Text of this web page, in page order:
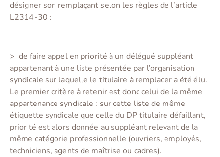
désigner son remplaçant selon les règles de l’article
L2314-30 :
> de faire appel en priorité à un délégué suppléant
appartenant à une liste présentée par l’organisation
syndicale sur laquelle le titulaire à remplacer a été élu.
Le premier critère à retenir est donc celui de la même
appartenance syndicale : sur cette liste de même
étiquette syndicale que celle du DP titulaire défaillant,
priorité est alors donnée au suppléant relevant de la
même catégorie professionnelle (ouvriers, employés,
techniciens, agents de maîtrise ou cadres).